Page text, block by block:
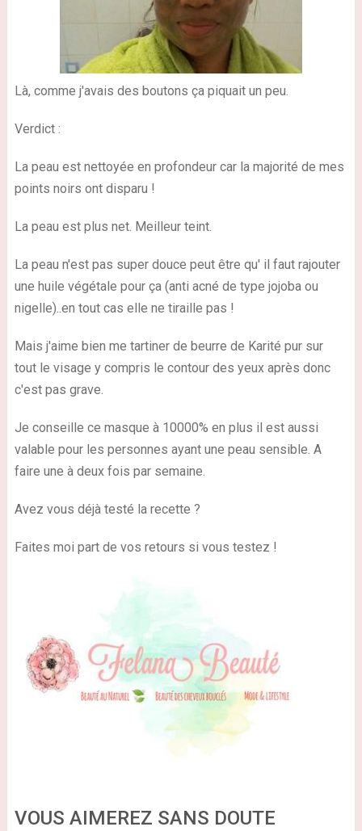
Là, comme j'avais des boutons ça piquait un peu.
Verdict :
La peau est nettoyée en profondeur car la majorité de mes
points noirs ont disparu !
La peau est plus net. Meilleur teint.
La peau n'est pas super douce peut être qu' il faut rajouter
une huile végétale pour ça (anti acné de type jojoba ou
nigelle)..en tout cas elle ne tiraille pas !
Mais j'aime bien me tartiner de beurre de Karité pur sur
tout le visage y compris le contour des yeux après donc
c'est pas grave.
Je conseille ce masque à 10000% en plus il est aussi
valable pour les personnes ayant une peau sensible. A
faire une à deux fois par semaine.
Avez vous déjà testé la recette ?
Faites moi part de vos retours si vous testez !
VOUS AIMEREZ SANS DOUTE